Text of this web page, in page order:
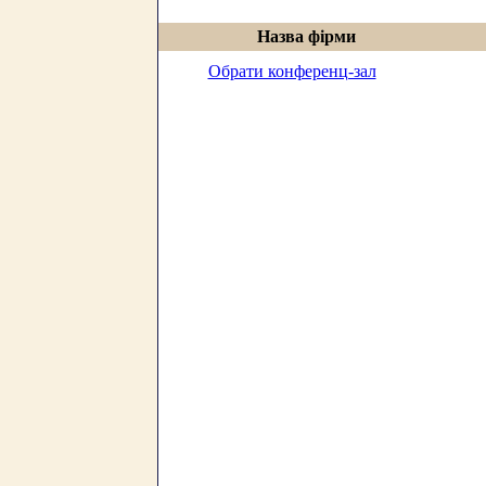
Назва фірми
Обрати конференц-зал